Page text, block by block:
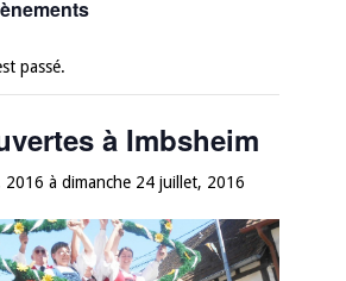
passé.
à Imbsheim
2016 à dimanche 24 juillet, 2016